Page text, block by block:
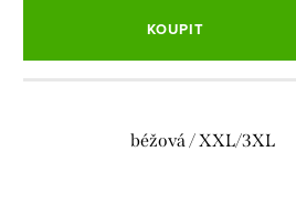
KOUPIT
béžová / XXL/3XL